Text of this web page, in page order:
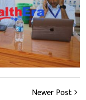
Newer Post